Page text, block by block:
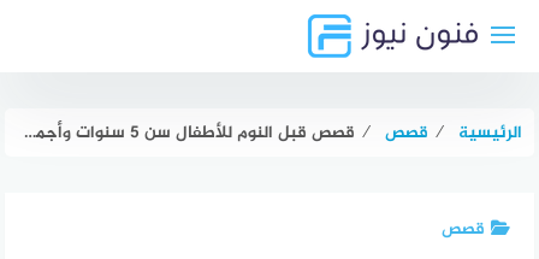
الرئيسية ⁄ قصص ⁄ قصص قبل النوم للأطفال سن 5 سنوات وأجمل قصص لكل الأعمار
قصص